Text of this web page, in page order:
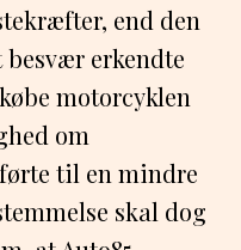
end den
erkendte
motorcyklen
om
til en mindre
skal dog